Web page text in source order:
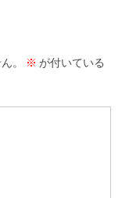
。 ※ が付いている